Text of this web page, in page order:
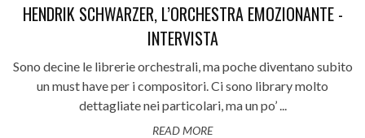
HENDRIK SCHWARZER, L’ORCHESTRA EMOZIONANTE -
INTERVISTA
Sono decine le librerie orchestrali, ma poche diventano subito
un must have per i compositori. Ci sono library molto
dettagliate nei particolari, ma un po’ ...
READ MORE